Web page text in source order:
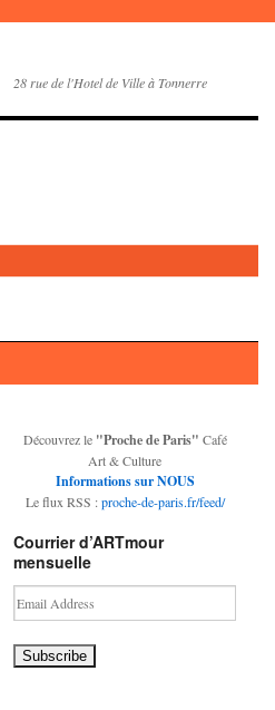
28 rue de l'Hotel de Ville à Tonnerre
Découvrez le"Proche de Paris" Café
Art & Culture
Informations sur NOUS
Le flux RSS :proche-de-paris.fr/feed/
Courrier d’ARTmour
mensuelle
Address
Subscribe